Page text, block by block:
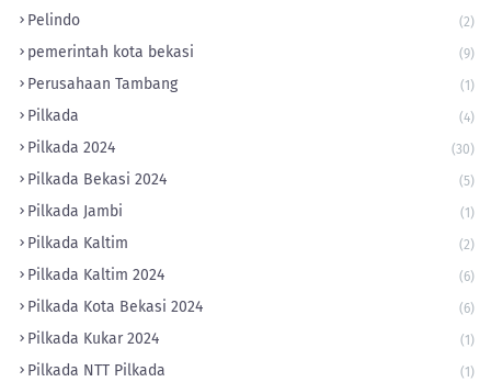
Pelindo (2)
pemerintah kota bekasi (9)
Perusahaan Tambang (1)
Pilkada (4)
Pilkada 2024 (30)
Pilkada Bekasi 2024 (5)
Pilkada Jambi (1)
Pilkada Kaltim (2)
Pilkada Kaltim 2024 (6)
Pilkada Kota Bekasi 2024 (6)
Pilkada Kukar 2024 (1)
Pilkada NTT Pilkada (1)